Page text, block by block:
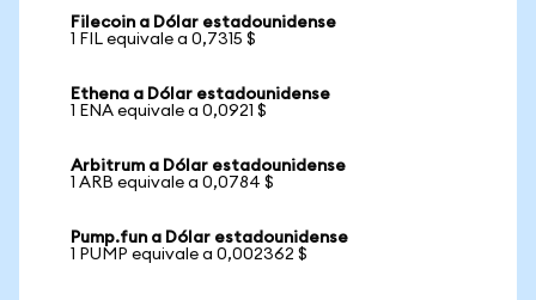
Filecoin a Dólar estadounidense
1 FIL equivale a 0,7315 $
Ethena a Dólar estadounidense
1 ENA equivale a 0,0921 $
Arbitrum a Dólar estadounidense
1 ARB equivale a 0,0784 $
Pump.fun a Dólar estadounidense
1 PUMP equivale a 0,002362 $